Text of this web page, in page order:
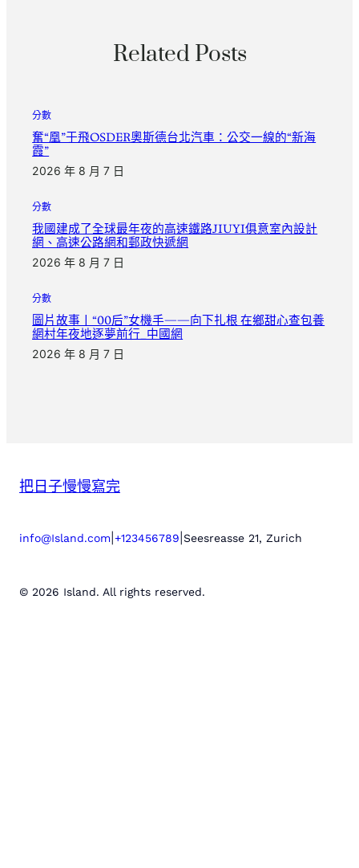
Related Posts
分數
奮“凰”于飛OSDER奧斯德台北汽車：公交一線的“新海
霞”
2026 年 8 月 7 日
分數
我國建成了全球最年夜的高速鐵路JIUYI俱意室內設計
網、高速公路網和郵政快遞網
2026 年 8 月 7 日
分數
圖片故事丨“00后”女機手——向下扎根 在鄉甜心查包養
網村年夜地逐夢前行_中國網
2026 年 8 月 7 日
把日子慢慢寫完
info@Island.com +123456789 Seesreasse 21, Zurich
© 2026 Island. All rights reserved.